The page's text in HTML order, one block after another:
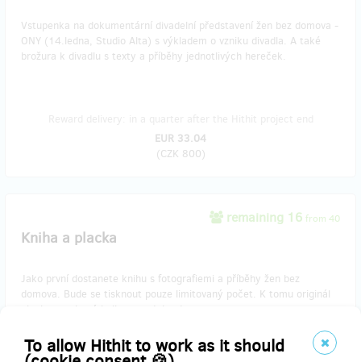
To allow Hithit to work as it should
Vstupenka na dokumentární divadelní představení žen bez domova -
ONY (14.ledna, Studio Alta) s výkladem o vzniku divadla. A také
brožura k divadlu s texty a příběhy jednotlivých hereček.
EUR 33.04
(CZK 800)
remaining 16 from 40
Kniha a placka
Jako první dostanete knihu s fotografiemi a příběhy žen bez
domova. Bude se tisknout pouze limitovaný počet. K tomu originál
placka vyrobená holkama z Jako doma.
Reward delivery: on address, in half a year after the Hithit project